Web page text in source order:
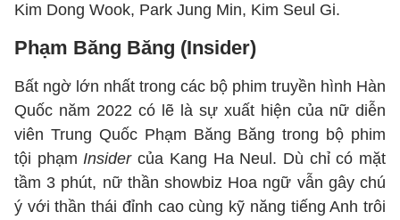
Kim Dong Wook, Park Jung Min, Kim Seul Gi.
Phạm Băng Băng (Insider)
Bất ngờ lớn nhất trong các bộ phim truyền hình Hàn
Quốc năm 2022 có lẽ là sự xuất hiện của nữ diễn
viên Trung Quốc Phạm Băng Băng trong bộ phim
tội phạmInsidercủa Kang Ha Neul. Dù chỉ có mặt
tầm 3 phút, nữ thần showbiz Hoa ngữ vẫn gây chú
ý với thần thái đỉnh cao cùng kỹ năng tiếng Anh trôi